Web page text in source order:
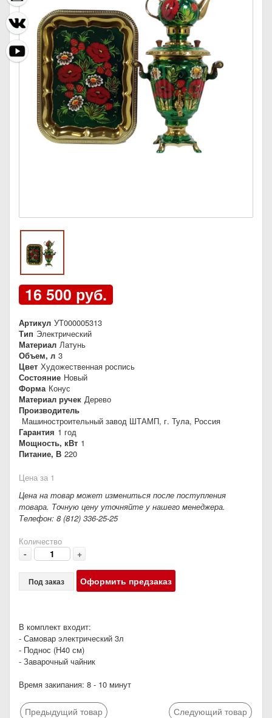
16 500 руб.
Артикул УТ000005313
Тип Электрический
Материал Латунь
Объем, л 3
Цвет Художественная роспись
Состояние Новый
Форма Конус
Материал ручек Дерево
Производитель
Машиностроительный завод ШТАМП, г. Тула, Россия
Гарантия 1 год
Мощность, кВт 1
Питание, В 220
Цена за 1
Цена на товар может измениться после поступления
товара. Точную цену уточняйте у нашего менеджера.
Телефон: 8 (812) 336-25-25
Количество
- +
Под заказ Оформить предзаказ
В комплект входит:
- Самовар электрический 3л
- Поднос (Н40 см)
- Заварочный чайник
Время закипания: 8 - 10 минут
Предыдущий товар Следующий товар